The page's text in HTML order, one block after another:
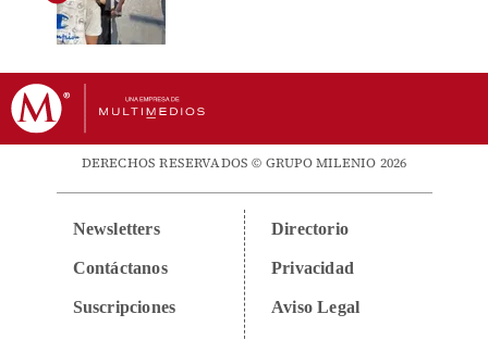
DERECHOS RESERVADOS © GRUPO MILENIO 2026
Newsletters
Contáctanos
Suscripciones
Directorio
Privacidad
Aviso Legal